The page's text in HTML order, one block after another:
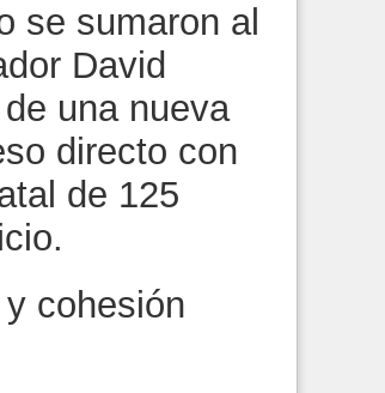
se sumaron al
David
una nueva
directo con
de 125
cohesión